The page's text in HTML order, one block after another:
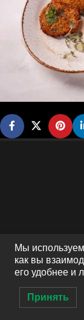
Мы
как вы
его удобнее и
Принять